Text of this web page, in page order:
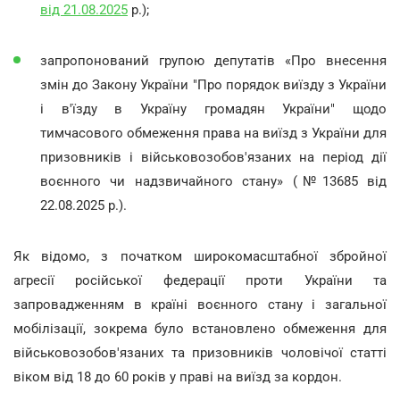
від 21.08.2025 р.);
запропонований групою депутатів «Про внесення
змін до Закону України "Про порядок виїзду з України
і в'їзду в Україну громадян України" щодо
тимчасового обмеження права на виїзд з України для
призовників і військовозобов'язаних на період дії
воєнного чи надзвичайного стану» (№13685 від
22.08.2025 р.).
Як відомо, з початком широкомасштабної збройної
агресії російської федерації проти України та
запровадженням в країні воєнного стану і загальної
мобілізації, зокрема було встановлено обмеження для
військовозобов'язаних та призовників чоловічої статті
віком від 18 до 60 років у праві на виїзд за кордон.